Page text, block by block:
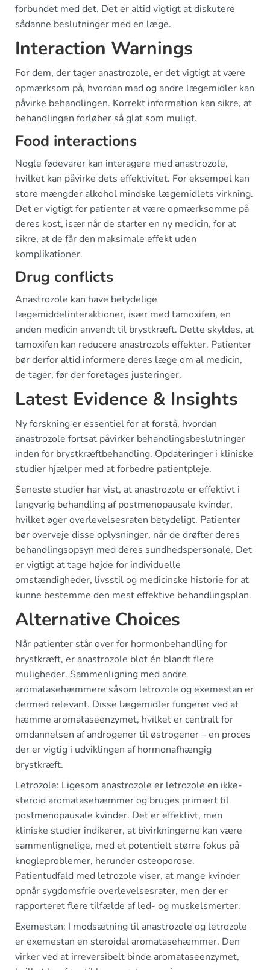
forbundet med det. Det er altid vigtigt at diskutere
sådanne beslutninger med en læge.
Interaction Warnings
For dem, der tager anastrozole, er det vigtigt at være
opmærksom på, hvordan mad og andre lægemidler kan
påvirke behandlingen. Korrekt information kan sikre, at
behandlingen forløber så glat som muligt.
Food interactions
Nogle fødevarer kan interagere med anastrozole,
hvilket kan påvirke dets effektivitet. For eksempel kan
store mængder alkohol mindske lægemidlets virkning.
Det er vigtigt for patienter at være opmærksomme på
deres kost, især når de starter en ny medicin, for at
sikre, at de får den maksimale effekt uden
komplikationer.
Drug conflicts
Anastrozole kan have betydelige
lægemiddelinteraktioner, især med tamoxifen, en
anden medicin anvendt til brystkræft. Dette skyldes, at
tamoxifen kan reducere anastrozols effekter. Patienter
bør derfor altid informere deres læge om al medicin,
de tager, før der foretages justeringer.
Latest Evidence & Insights
Ny forskning er essentiel for at forstå, hvordan
anastrozole fortsat påvirker behandlingsbeslutninger
inden for brystkræftbehandling. Opdateringer i kliniske
studier hjælper med at forbedre patientpleje.
Seneste studier har vist, at anastrozole er effektivt i
langvarig behandling af postmenopausale kvinder,
hvilket øger overlevelsesraten betydeligt. Patienter
bør overveje disse oplysninger, når de drøfter deres
behandlingsopsyn med deres sundhedspersonale. Det
er vigtigt at tage højde for individuelle
omstændigheder, livsstil og medicinske historie for at
kunne bestemme den mest effektive behandlingsplan.
Alternative Choices
Når patienter står over for hormonbehandling for
brystkræft, er anastrozole blot én blandt flere
muligheder. Sammenligning med andre
aromatasehæmmere såsom letrozole og exemestan er
dermed relevant. Disse lægemidler fungerer ved at
hæmme aromataseenzymet, hvilket er centralt for
omdannelsen af androgener til østrogener – en proces
der er vigtig i udviklingen af hormonafhængig
brystkræft.
Letrozole: Ligesom anastrozole er letrozole en ikke-
steroid aromatasehæmmer og bruges primært til
postmenopausale kvinder. Det er effektivt, men
kliniske studier indikerer, at bivirkningerne kan være
sammenlignelige, med et potentielt større fokus på
knogleproblemer, herunder osteoporose.
Patientudfald med letrozole viser, at mange kvinder
opnår sygdomsfrie overlevelsesrater, men der er
rapporteret flere tilfælde af led- og muskelsmerter.
Exemestan: I modsætning til anastrozole og letrozole
er exemestan en steroidal aromatasehæmmer. Den
virker ved at irreversibelt binde aromataseenzymet,